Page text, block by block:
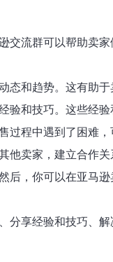
流群可以帮助卖
和趋势。这有助
和技巧。这些经
程中遇到了困难
卖家，建立合作
，你可以在亚马
享经验和技巧、